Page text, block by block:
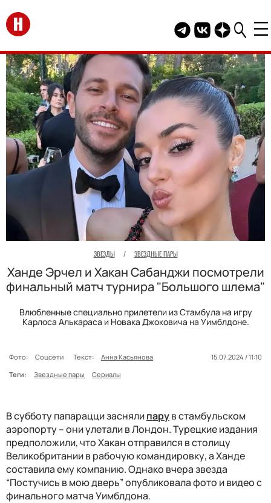
Перейти на главную
Telegram канал
Группа HELLO
Канал
ЗВЕЗДЫ / ЗВЕЗДНЫЕ ПАРЫ
Ханде Эрчел и Хакан Сабанджи посмотрели
финальный матч турнира "Большого шлема"
Влюбленные специально прилетели из Стамбула на игру
Карлоса Алькараса и Новака Джоковича на Уимблдоне.
Фото: Соцсети Текст: Анна Касьянова
15.07.2024 / 11:10
Теги:
Звездные пары Сериалы
В субботу папарацци заснялипарув стамбульском
аэропорту – они улетали в Лондон. Турецкие издания
предположили, что Хакан отправился в столицу
Великобритании в рабочую командировку, а Ханде
составила ему компанию. Однако вчера звезда
“Постучись в мою дверь” опубликовала фото и видео с
финального матча Уимблдона.